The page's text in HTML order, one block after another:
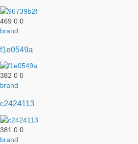
469 0 0
brand
f1e0549a
382 0 0
brand
c2424113
381 0 0
brand